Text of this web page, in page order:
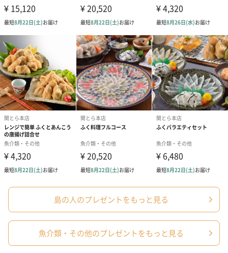
商品詳細情報
国含む）
●昆布だし秋鮭ほぐし
秋鮭（北海道斜里産）、昆布塩（食塩、昆布粉末）、
昆布醤油（大豆、小麦、昆布、糖蜜、アルコール）、
礼文だし（昆布エキス、かつお節エキス、根昆布）/調
味料（アミノ酸等）、酸味料、増粘多糖類、甘味料
（ステビア）、カラメル色素、（一部に小麦・さけ・
大豆を含む）
●昆布だし 秋鮭いくら醬油漬
秋鮭卵（北海道斜里産）、醤油、みりん、昆布エキ
ス、かつお節エキス/調味料（アミノ酸等）、（一部に
●味付け数の子
ニシンの卵巣（北海道産）、米発酵調味料、醤油、食
塩、砂糖、かつお節エキス、和風だし（かつお節、昆
（アミノ酸等）、ソルビトール、酒精、酸味料、ビタ
ミンB1、（一部に小麦、大豆含む）
●木樽熟成 いか塩辛
するめいか（国産）、食塩、はちみつ/ソルビトール、
調味料、（アミノ酸等）、甘味料（甘草、ステビ
ア）、増粘剤（キサンタンガム）、酸味料、（一部に
いかを含む）
島の人のプレゼントをもっと見る
魚介類・その他のプレゼントをもっと見る